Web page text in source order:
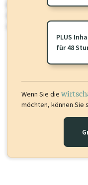
Für dieses Profil gibt es
Sie momentan nicht
oder loggen Sie sich ein
PLUS
für 48
Wenn Sie die
möchten, können Sie